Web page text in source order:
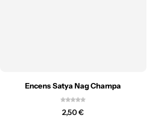
Encens Satya Nag Champa
2,50€